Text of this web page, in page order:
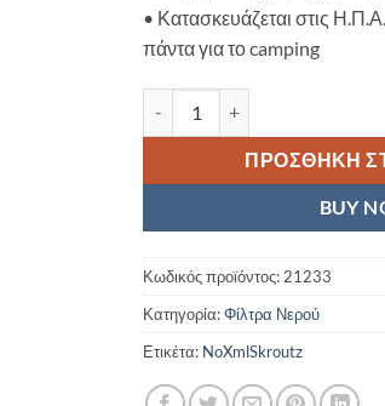
• Κατασκευάζεται στις
πάντα για το camping
ΠΡΟΣΘΉΚΗ
BUY
Κωδικός προϊόντος: 21233
Κατηγορία:Φίλτρα Νερού
Ετικέτα: NoXmlSkroutz